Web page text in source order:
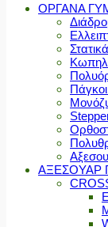
ΟΡΓΑΝΑ
ΑΞΕΣΟΥΑΡ